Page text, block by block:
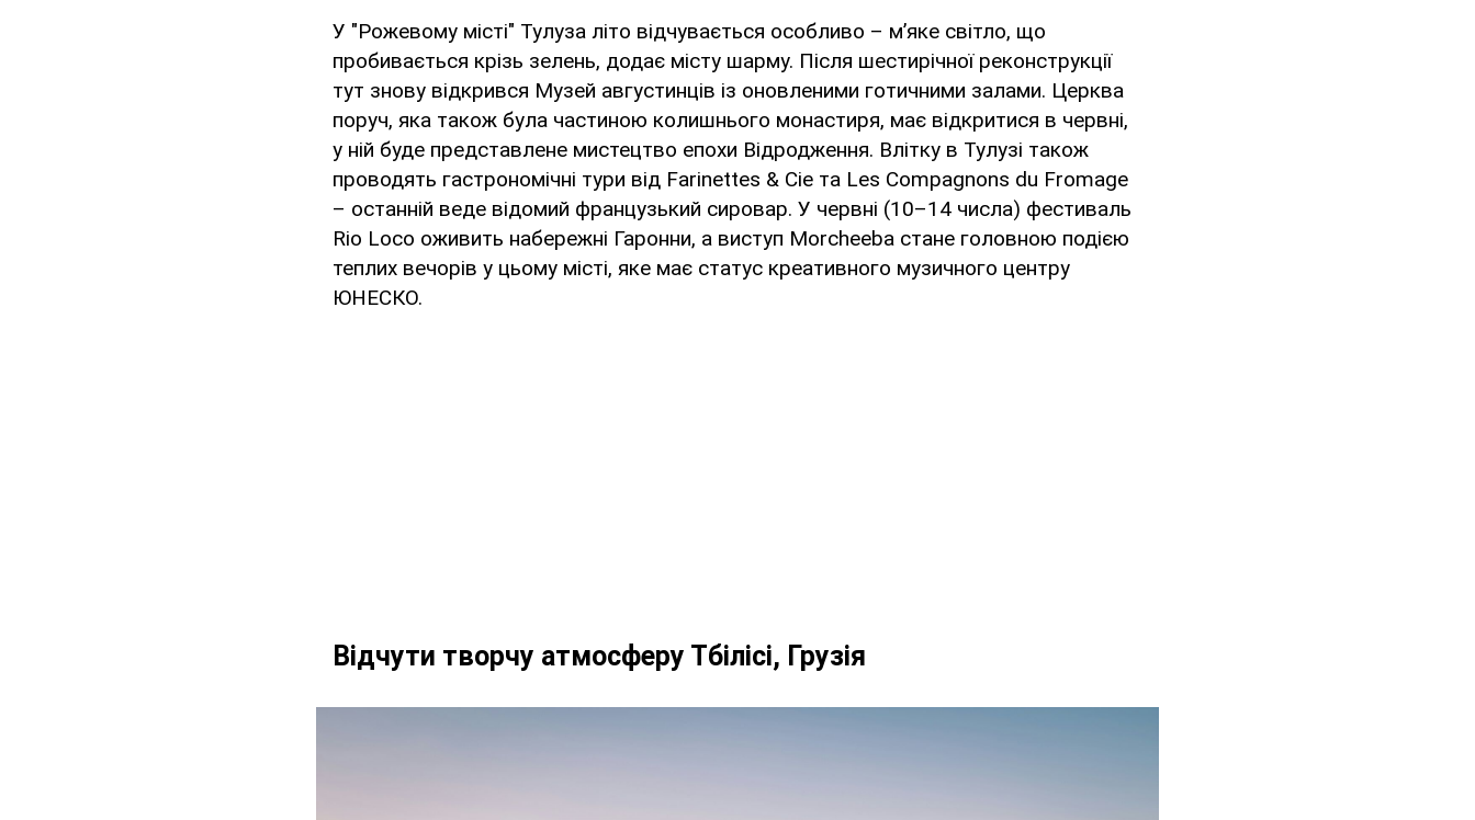
У "Рожевому місті" Тулуза літо відчувається особливо – м’яке світло, що
пробивається крізь зелень, додає місту шарму. Після шестирічної реконструкції
тут знову відкрився Музей августинців із оновленими готичними залами. Церква
поруч, яка також була частиною колишнього монастиря, має відкритися в червні,
у ній буде представлене мистецтво епохи Відродження. Влітку в Тулузі також
проводять гастрономічні тури від Farinettes & Cie та Les Compagnons du Fromage
– останній веде відомий французький сировар. У червні (10–14 числа) фестиваль
Rio Loco оживить набережні Гаронни, а виступ Morcheeba стане головною подією
теплих вечорів у цьому місті, яке має статус креативного музичного центру
ЮНЕСКО.
Відчути творчу атмосферу Тбілісі, Грузія